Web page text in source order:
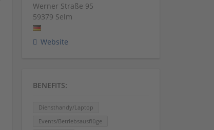
Werner Straße 95
59379 Selm
Website
BENEFITS:
Diensthandy/Laptop
Events/Betriebsausflüge